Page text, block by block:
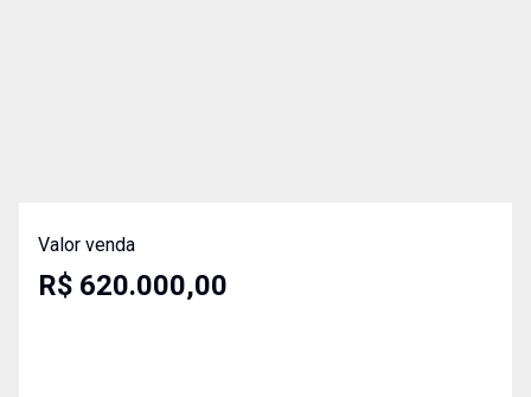
Valor venda
R$ 620.000,00